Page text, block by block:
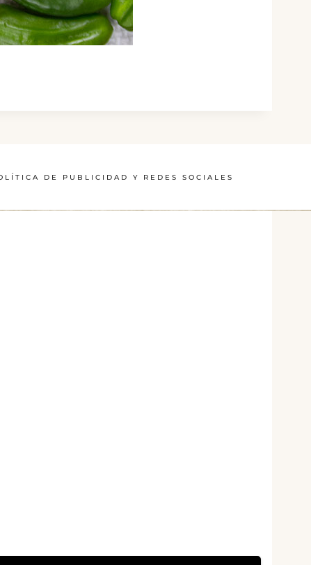
DE PUBLICIDAD Y REDES SOCIALES